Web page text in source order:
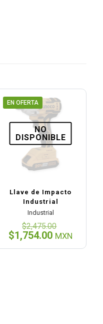
EN OFERTA
NO
DISPONIBLE
Llave de Impacto
Industrial
Industrial
$2,475.00
precio
original
$1,754.00ElMXN